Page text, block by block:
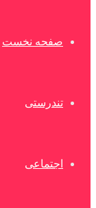
صفحه نخست
تندرستی
اجتماعی